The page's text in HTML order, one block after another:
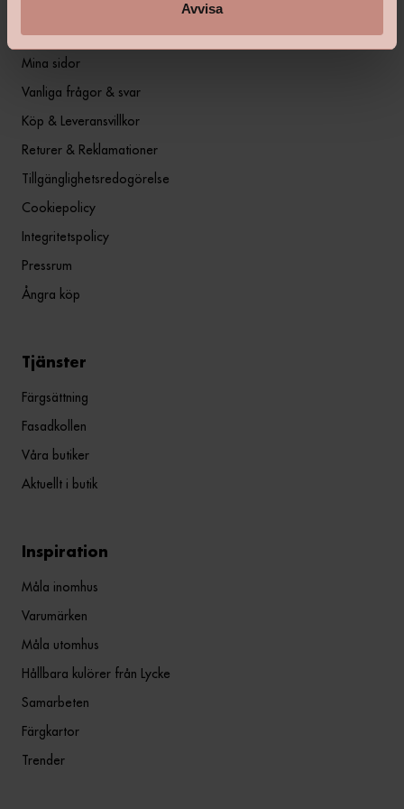
Avvisa
Mina sidor
Vanliga frågor & svar
Köp & Leveransvillkor
Returer & Reklamationer
Tillgänglighetsredogörelse
Cookiepolicy
Integritetspolicy
Pressrum
Ångra köp
Tjänster
Färgsättning
Fasadkollen
Våra butiker
Aktuellt i butik
Inspiration
Måla inomhus
Varumärken
Måla utomhus
Hållbara kulörer från Lycke
Samarbeten
Färgkartor
Trender